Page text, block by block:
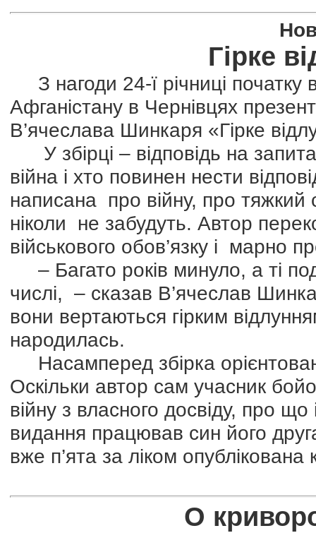
Гірке
З нагоди 24-ї річниці початку
Афганістану в Чернівцях
В’ячеслава Шинкаря «Гірке
У збірці – відповідь на
війна і хто повинен нести
написана про війну, про
ніколи не забудуть. Автор
військового обов’язку і марно
– Багато років минуло, а ті
числі, – сказав В’ячеслав
вони вертаються гірким
народилась.
Насамперед збірка
Оскільки автор сам учасник
війну з власного досвіду, про
видання працював син його
вже п’ята за ліком опублікована
О